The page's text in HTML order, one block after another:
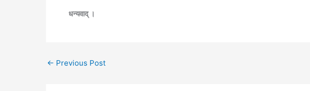
धन्यवाद् ।
← Previous Post